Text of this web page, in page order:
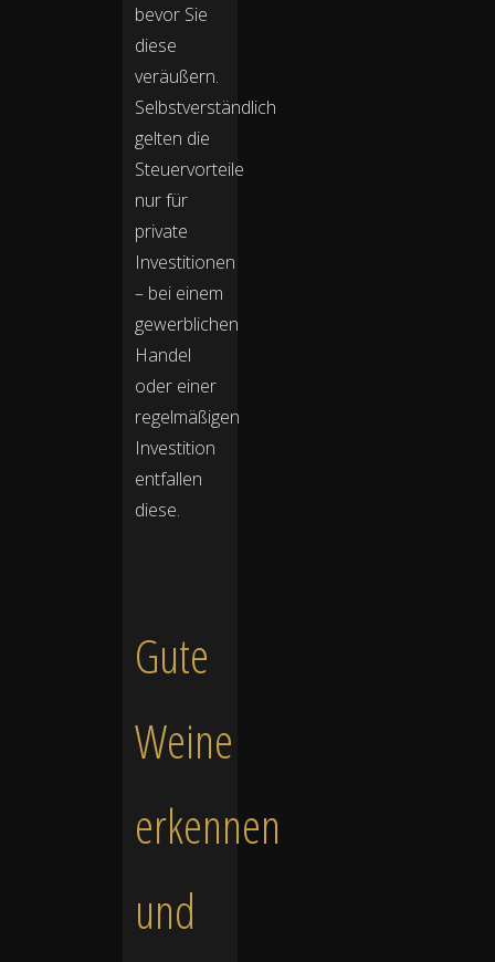
bevor Sie
diese
veräußern.
Selbstverständlich
gelten die
Steuervorteile
nur für
private
Investitionen
– bei einem
gewerblichen
Handel
oder einer
regelmäßigen
Investition
entfallen
diese.
Gute
Weine
erkennen
und